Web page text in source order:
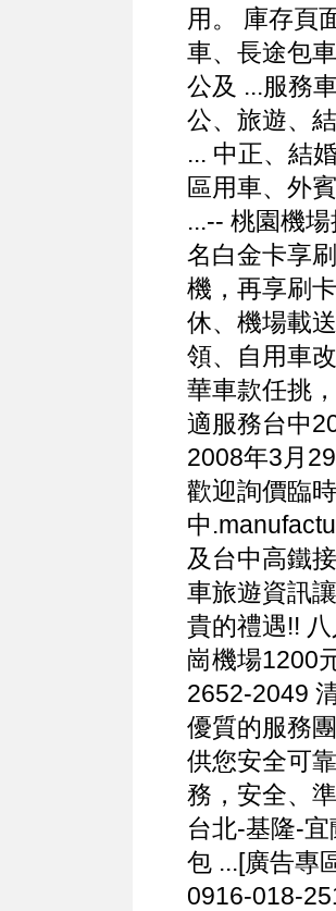
用。 庫存頁
車、長途包
公及 ...服務
公、旅遊、
... 中正、結
區用車、外
...-- 桃園機
名白金卡享
機，再享刷
休、機場載
領、自用車
華車款任挑
適服務台中
2008年3月
歡迎詢價臨
中
及台中高鐵
車旅遊資訊
貴的禮遇!!
崗機場1200
2652-2049
優質的服務
供您安全可
務，安全、
台北-基隆-
包 ...[廣告專
0916-018-